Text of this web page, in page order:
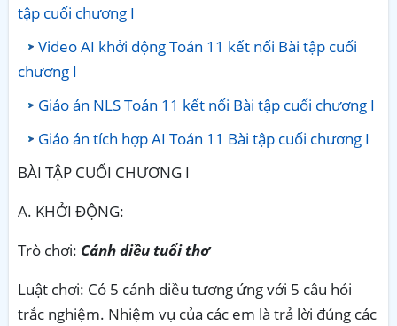
tập cuối chương I
Video AI khởi động Toán 11 kết nối Bài tập cuối
chương I
Giáo án NLS Toán 11 kết nối Bài tập cuối chương I
Giáo án tích hợp AI Toán 11 Bài tập cuối chương I
BÀI TẬP CUỐI CHƯƠNG I
A. KHỞI ĐỘNG:
Trò chơi: Cánh diều tuổi thơ
Luật chơi: Có 5 cánh diều tương ứng với 5 câu hỏi
trắc nghiệm. Nhiệm vụ của các em là trả lời đúng các